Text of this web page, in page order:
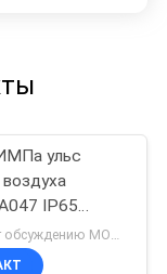
ульс
IP65
с
Подлежит обсуждению MOQ:1шт